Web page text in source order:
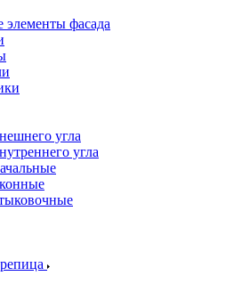
элементы фасада
угла
угла